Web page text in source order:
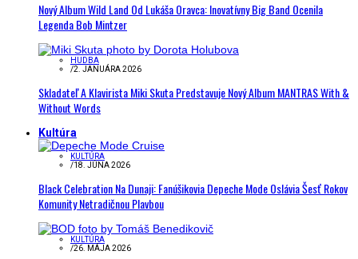
Nový Album Wild Land Od Lukáša Oravca: Inovatívny Big Band Ocenila
Legenda Bob Mintzer
HUDBA
/2. JANUÁRA 2026
Skladateľ A Klavirista Miki Skuta Predstavuje Nový Album MANTRAS With &
Without Words
Kultúra
KULTÚRA
/18. JÚNA 2026
Black Celebration Na Dunaji: Fanúšikovia Depeche Mode Oslávia Šesť Rokov
Komunity Netradičnou Plavbou
KULTÚRA
/26. MÁJA 2026